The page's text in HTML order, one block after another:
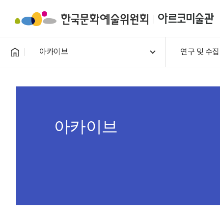
아카이브 연구 및 수집
아카이브